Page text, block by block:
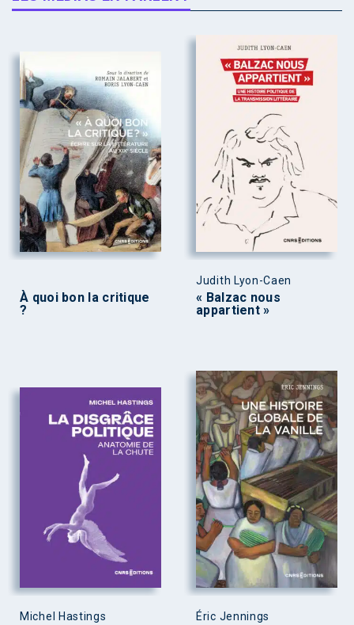
À quoi bon la critique
?
Judith Lyon-Caen
« Balzac nous
appartient »
Michel Hastings Éric Jennings